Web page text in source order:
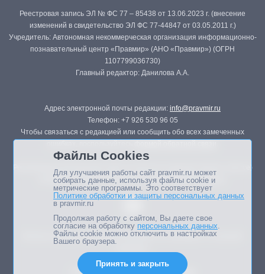
Реестровая запись ЭЛ № ФС 77 – 85438 от 13.06.2023 г. (внесение
изменений в свидетельство ЭЛ ФС 77-44847 от 03.05.2011 г.)
Учредитель: Автономная некоммерческая организация информационно-
познавательный центр «Правмир» (АНО «Правмир») (ОГРН
1107799036730)
Главный редактор: Данилова А.А.
Адрес электронной почты редакции: info@pravmir.ru
Телефон: +7 926 530 96 05
Чтобы связаться с редакцией или сообщить обо всех замеченных
Републикация материалов сайта в печатных изданиях (книгах, прессе)
возможна только с письменного разрешения редакции.
Мнение авторов статей портала может не совпадать с позицией
Дизайн сайта -
Файлы Cookies
Для улучшения работы сайт pravmir.ru может
собирать данные, используя файлы cookie и
метрические программы. Это соответствует
Политике обработки и защиты персональных данных
в pravmir.ru
Продолжая работу с сайтом, Вы даете свое
согласие на обработку персональных данных.
Файлы cookie можно отключить в настройках
Вашего браузера.
Принять и закрыть